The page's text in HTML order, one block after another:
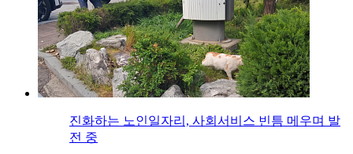
진화하는 노인일자리, 사회서비스 빈틈 메우며 발
전 중